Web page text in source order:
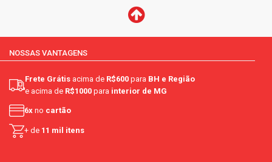
NOSSAS VANTAGENS
Frete Grátis acima de R$600 para BH e Região
e acima de R$1000 para interior de MG
6x no cartão
+ de 11 mil itens